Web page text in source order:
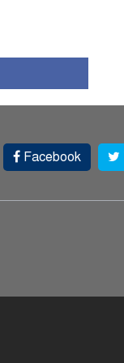
Facebook